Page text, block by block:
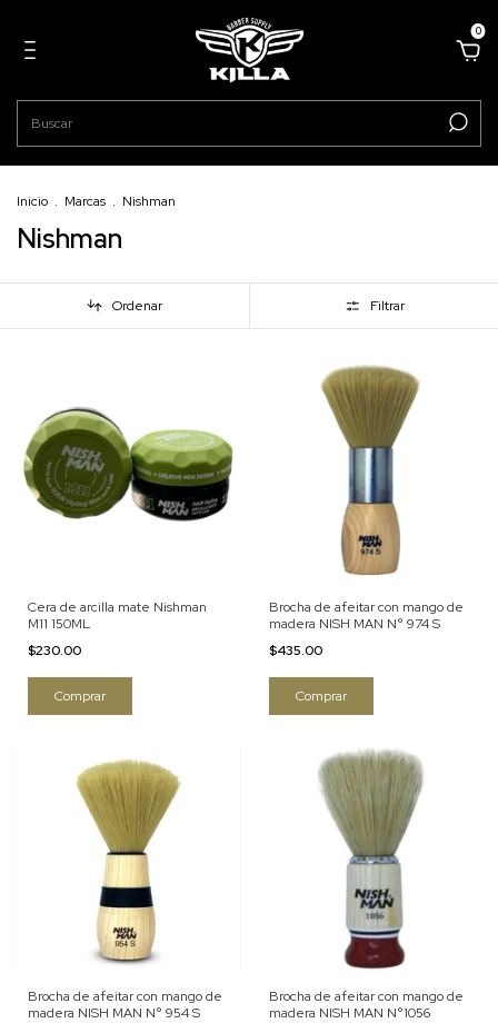
0
Inicio . Marcas . Nishman
Nishman
Ordenar Filtrar
Cera de arcilla mate Nishman
M11 150ML
$230.00
Brocha de afeitar con mango de
madera NISH MAN N° 974 S
$435.00
Brocha de afeitar con mango de
madera NISH MAN N° 954 S
Brocha de afeitar con mango de
madera NISH MAN N°1056